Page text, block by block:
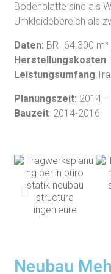
Bodenplatte sind als
Umkleidebereich als
Daten: BRI 64.300
Herstellungskosten
Leistungsumfang
Planungszeit: 2014
Bauzeit: 2014-2016
Neubau